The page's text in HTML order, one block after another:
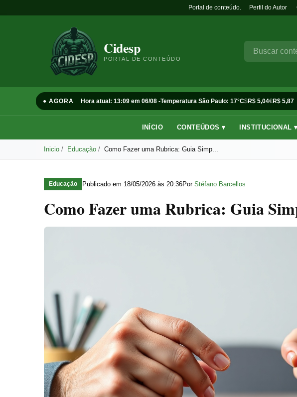
Portal de conteúdo. Perfil do Autor
Cidesp
PORTAL DE CONTEÚDO
● AGORA Hora atual: 13:09 em 06/08 -Temperatura São Paulo: 17°C$R$ 5,04€R$ 5,87
INÍCIO CONTEÚDOS ▾ INSTITUCIONAL ▾
Inicio Educação Como Fazer uma Rubrica: Guia Simp...
Educação Publicado em 18/05/2026 às 20:36Por Stéfano Barcellos
Como Fazer uma Rubrica: Guia